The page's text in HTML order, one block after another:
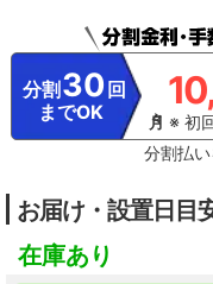
様ありのエアコンでそれぞれ
環境・設置状況により効果は
付着してしまったカビ菌によ
が発生するため、わずかにニ
燥させるため、最大10分間の
上がることや、室内湿度が上
後）。お客様による設定が必
エアコンのお手入れで高所に
後、お掃除をしている様子。
態などを事前に十分確認して
を使用しての操作が可能にな
分割 30 回
までOK
※ 初
分割払
お届け・設置日目
在庫あり